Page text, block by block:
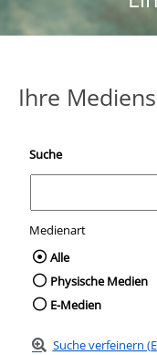
Ihre
Suche
Medienart
Wählen Sie
Alle
Physische Medien
E-Medien
Suche verfeinern